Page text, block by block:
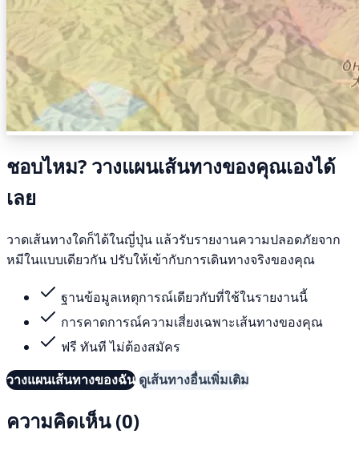
ชอบไหม? วางแผนเส้นทางของคุณเองได้
เลย
วาดเส้นทางใดก็ได้ในญี่ปุ่น แล้วรับรายงานความปลอดภัยจาก
หมีในแบบเดียวกัน ปรับให้เข้ากับการเดินทางจริงของคุณ
ฐานข้อมูลเหตุการณ์เดียวกับที่ใช้ในรายงานนี้
การคาดการณ์ความเสี่ยงเฉพาะเส้นทางของคุณ
ฟรี ทันที ไม่ต้องสมัคร
วางแผนเส้นทางของฉัน ดูเส้นทางอื่นเพิ่มเติม
ความคิดเห็น (0)